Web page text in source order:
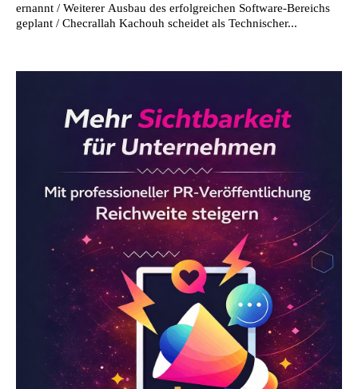
ernannt / Weiterer Ausbau des erfolgreichen Software-Bereichs
geplant / Checrallah Kachouh scheidet als Technischer...